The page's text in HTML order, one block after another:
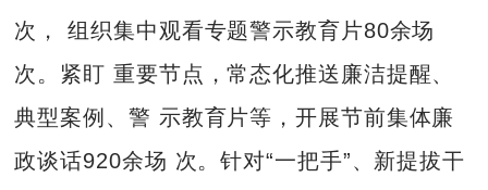
次， 组织集中观看专题警示教育片80余场
次。紧盯 重要节点，常态化推送廉洁提醒、
典型案例、警 示教育片等，开展节前集体廉
政谈话920余场 次。针对“一把手”、新提拔干